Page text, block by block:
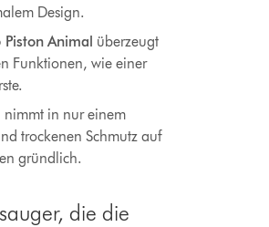
Design.
Piston Animal überzeugt
Funktionen, wie einer
nimmt in nur einem
trockenen Schmutz auf
gründlich.
die die